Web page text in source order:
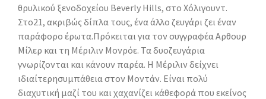
θρυλικού ξενοδοχείου Beverly Hills, στο Χόλιγουντ.
Στο21, ακριβώς δίπλα τους, ένα άλλο ζευγάρι ζει έναν
παράφορο έρωτα.Πρόκειται για τον συγγραφέα Αρθουρ
Μίλερ και τη Μέριλιν Μονρόε. Τα δυοζευγάρια
γνωρίζονται και κάνουν παρέα. Η Μέριλιν δείχνει
ιδιαίτερησυμπάθεια στον Μοντάν. Είναι πολύ
διαχυτική μαζί του και χαχανίζει κάθεφορά που εκείνος